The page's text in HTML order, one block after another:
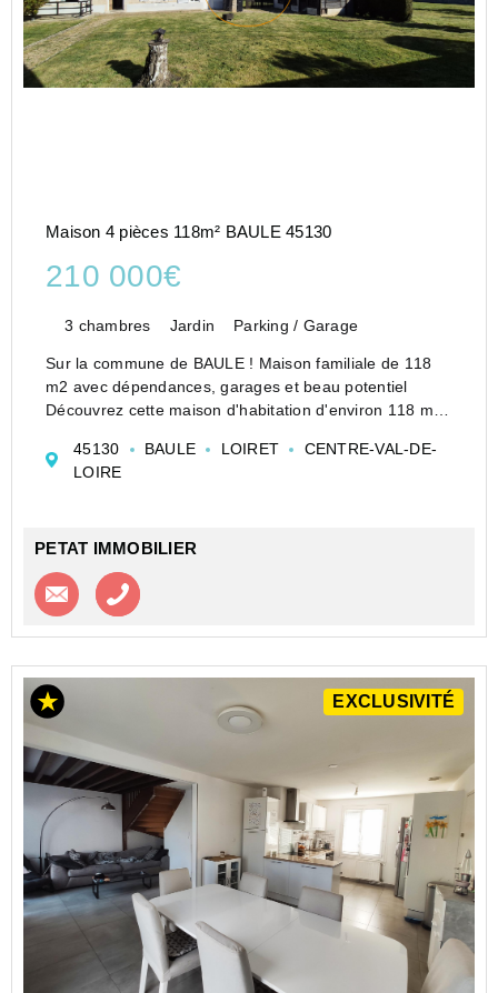
Maison 4 pièces 118m² BAULE 45130
210 000€
3 chambres Jardin Parking / Garage
Sur la commune de BAULE ! Maison familiale de 118
m2 avec dépendances, garages et beau potentiel
Découvrez cette maison d'habitation d'environ 118 m2,
d'aménagement, idéale pour une famille ou un ...
45130 BAULE LOIRET
CENTRE-VAL-DE-
LOIRE
PETAT IMMOBILIER
Contacter l'agence
EXCLUSIVITÉ